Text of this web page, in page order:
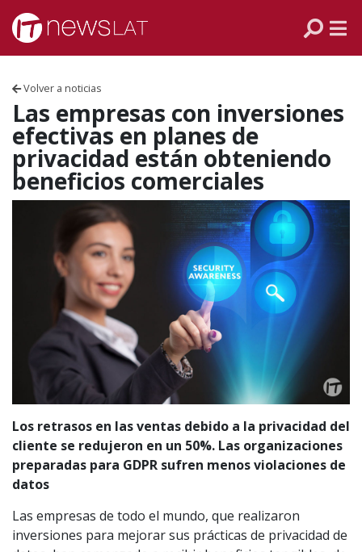
Skip to content
Volver a noticias
Las empresas con inversiones
efectivas en planes de
privacidad están obteniendo
beneficios comerciales
Los retrasos en las ventas debido a la privacidad del
cliente se redujeron en un 50%. Las organizaciones
preparadas para GDPR sufren menos violaciones de
datos
Las empresas de todo el mundo, que realizaron
inversiones para mejorar sus prácticas de privacidad de
VENEZUELA
ECUADOR
PERÚ
ARGENTINA
MÉXICO